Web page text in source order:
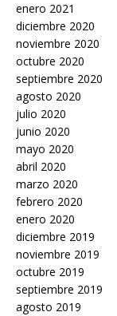
enero 2021
diciembre 2020
noviembre 2020
octubre 2020
septiembre 2020
agosto 2020
julio 2020
junio 2020
mayo 2020
abril 2020
marzo 2020
febrero 2020
enero 2020
diciembre 2019
noviembre 2019
octubre 2019
septiembre 2019
agosto 2019